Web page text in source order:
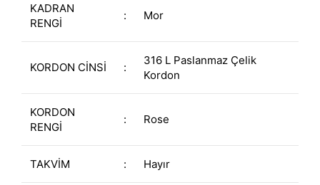
KADRAN
RENGİ
: Mor
KORDON CİNSİ :
316 L Paslanmaz Çelik
Kordon
KORDON
RENGİ
: Rose
TAKVİM : Hayır